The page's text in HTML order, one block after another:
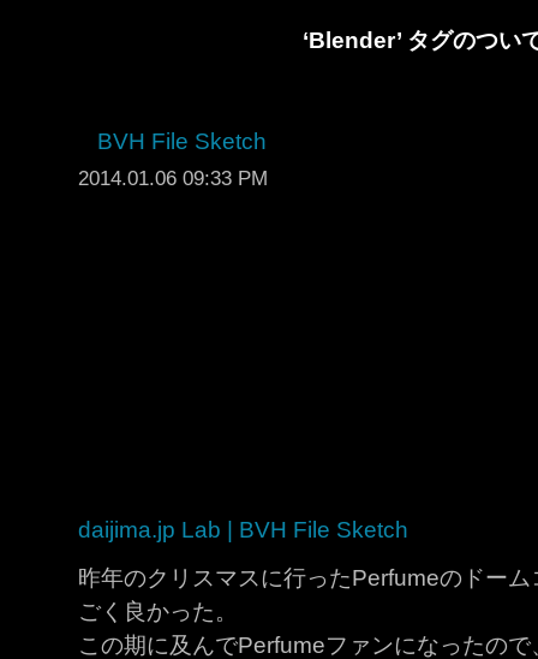
‘Blender’ タグのつい
BVH File Sketch
2014.01.06 09:33 PM
daijima.jp Lab | BVH File Sketch
昨年のクリスマスに行ったPerfumeのドー
ごく良かった。
この期に及んでPerfumeファンになったの